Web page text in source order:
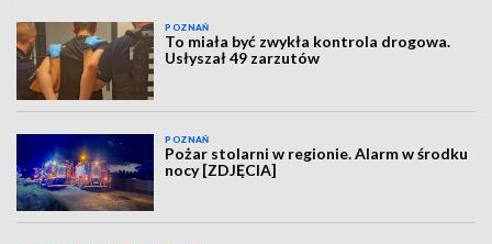
POZNAŃ
To miała być zwykła kontrola drogowa.
Usłyszał 49 zarzutów
POZNAŃ
Pożar stolarni w regionie. Alarm w środku
nocy [ZDJĘCIA]